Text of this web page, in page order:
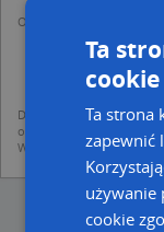
Operator przetwarza
dodania ich do
mapach (art. 6
udostępniania
6 ust. 1 lit. f RODO)
Dane pochodzą z
oraz od podmiotów
Więcej informacji dot.
Ta
cookie
Ta strona
zapewnić
używanie
cookie